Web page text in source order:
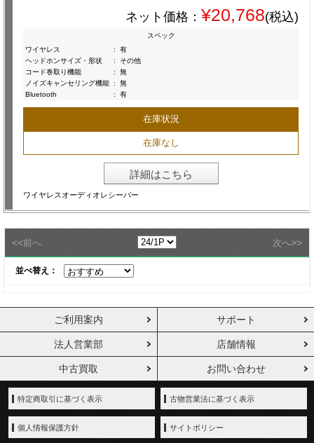
ネット価格： ¥20,768(税込)
スペック
ワイヤレス
:
有
ヘッドホンサイズ・形状
:
その他
コード巻取り機能
:
無
ノイズキャンセリング機能 :
無
Bluetooth
: 有
在庫状況
在庫なし
詳細はこちら
ワイヤレスオーディオレシーバー
<<前へ 次へ>>
並べ替え：
ご利用案内 サポート
法人営業部 店舗情報
中古買取 お問い合わせ
特定商取引に基づく表示 古物営業法に基づく表示
個人情報保護方針 サイトポリシー